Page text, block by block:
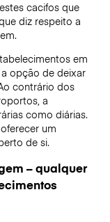
cacifos que
diz respeito a
em
opção de deixar
contrário dos
a
como diárias.
um
de si.
– qualquer